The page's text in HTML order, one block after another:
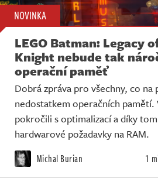
NOVINKA
LEGO Batman: Legacy
Knight nebude tak
operační paměť
Dobrá zpráva pro všechny, co
nedostatkem operačních pamětí.
pokročili s optimalizací a díky
hardwarové požadavky na RAM.
Michal Burian 1